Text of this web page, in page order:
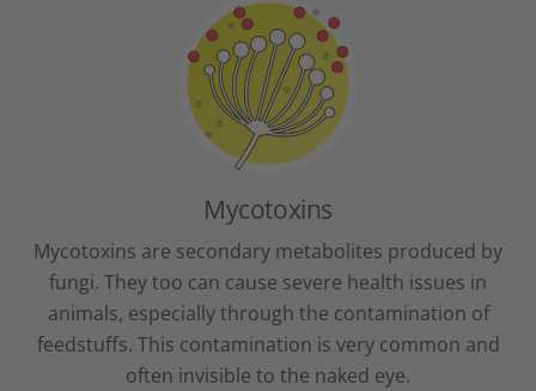
Mycotoxins
Mycotoxins are secondary metabolites produced by
fungi. They too can cause severe health issues in
animals, especially through the contamination of
feedstuffs. This contamination is very common and
often invisible to the naked eye.